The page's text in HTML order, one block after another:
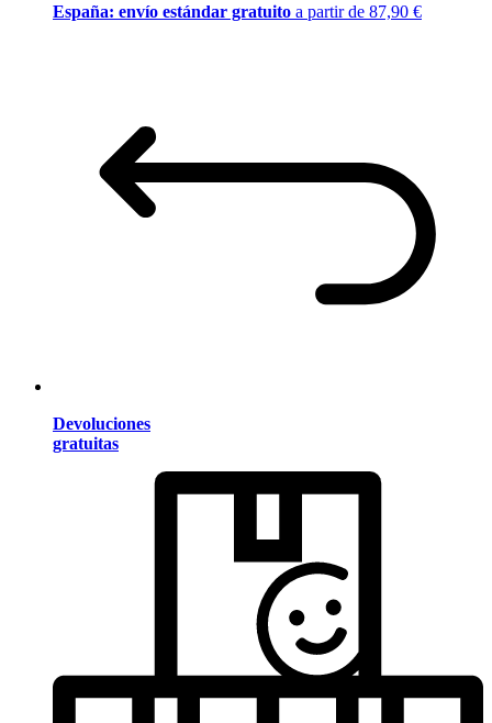
España: envío estándar gratuito a partir de 87,90 €
Devoluciones
gratuitas